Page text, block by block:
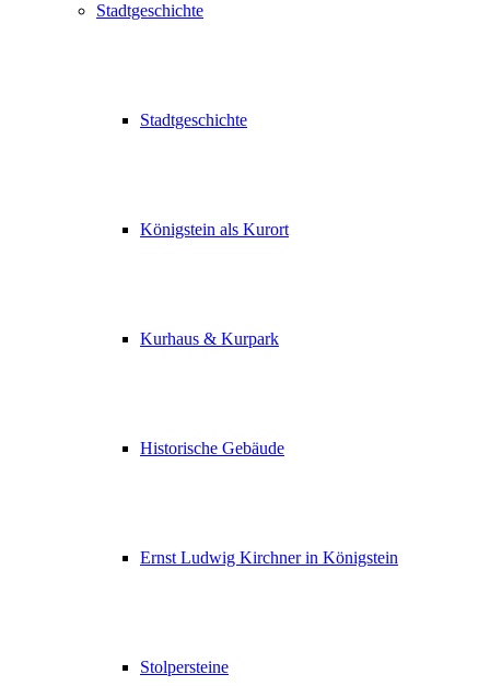
Stadtgeschichte
Stadtgeschichte
Königstein als Kurort
Kurhaus & Kurpark
Historische Gebäude
Ernst Ludwig Kirchner in Königstein
Stolpersteine